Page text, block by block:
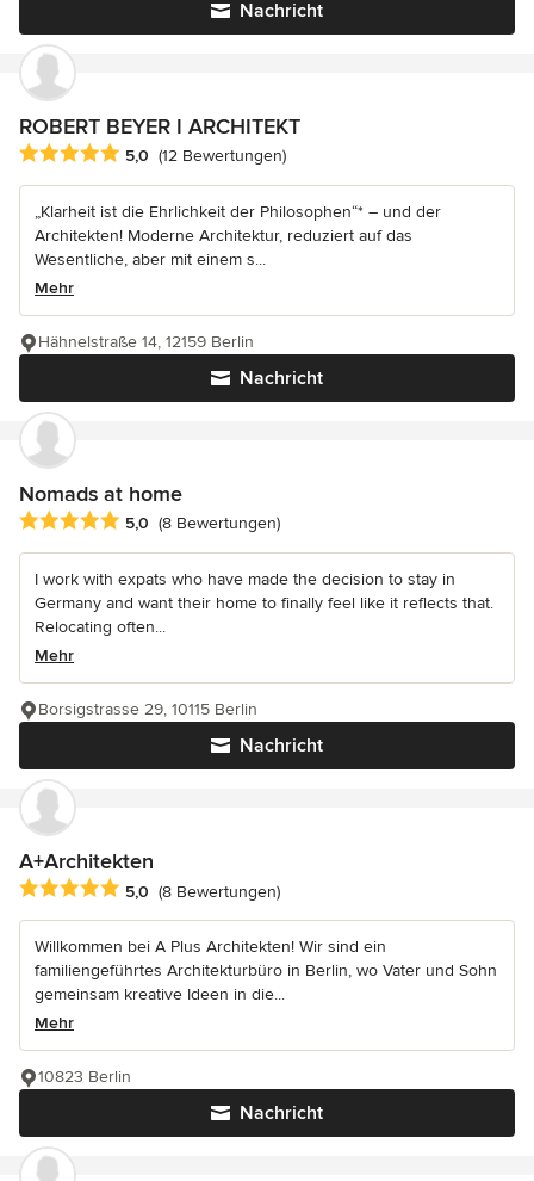
Nachricht
ROBERT BEYER I ARCHITEKT
Durchschnittliche Bewertung: 5 von 5 Sternen
5,0 (12 Bewertungen)
„Klarheit ist die Ehrlichkeit der Philosophen“* – und der
Architekten! Moderne Architektur, reduziert auf das
Wesentliche, aber mit einem s...
Mehr
Nachricht
Hähnelstraße 14, 12159 Berlin
Nomads at home
Durchschnittliche Bewertung: 5 von 5 Sternen
5,0 (8 Bewertungen)
I work with expats who have made the decision to stay in
Germany and want their home to finally feel like it reflects that.
Relocating often...
Mehr
Nachricht
Borsigstrasse 29, 10115 Berlin
A+Architekten
Durchschnittliche Bewertung: 5 von 5 Sternen
5,0 (8 Bewertungen)
Willkommen bei A Plus Architekten! Wir sind ein
familiengeführtes Architekturbüro in Berlin, wo Vater und Sohn
gemeinsam kreative Ideen in die...
Mehr
Nachricht
10823 Berlin